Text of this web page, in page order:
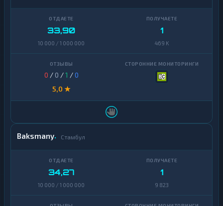
33,90
10 000 / 1 000 000
1
469 K
0 / 0 /1 /0
5,0 ★
Baksmany Стамбул
34,27
10 000 / 1 000 000
1
9 823